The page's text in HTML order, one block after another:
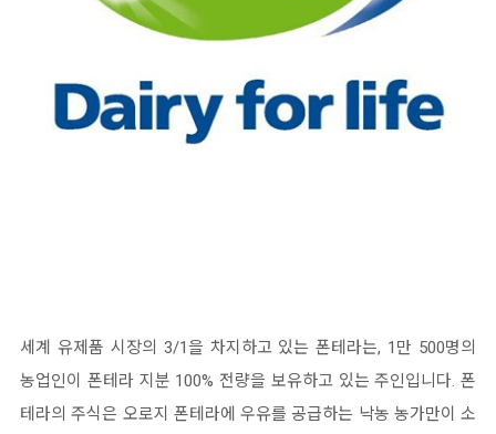
세계 유제품 시장의 3/1을 차지하고 있는 폰테라는, 1만 500명의
농업인이 폰테라 지분 100% 전량을 보유하고 있는 주인입니다. 폰
테라의 주식은 오로지 폰테라에 우유를 공급하는 낙농 농가만이 소